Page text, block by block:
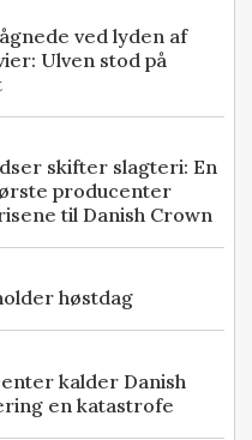
ved lyden af
Ulven stod på
skifter slagteri: En
producenter
til Danish Crown
høstdag
kalder Danish
en katastrofe